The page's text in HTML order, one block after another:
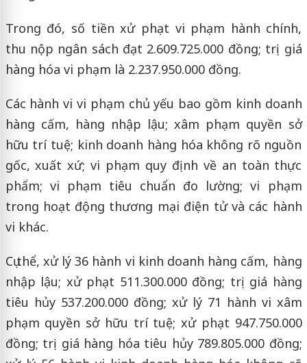
Trong đó, số tiền xử phạt vi phạm hành chính,
thu nộp ngân sách đạt 2.609.725.000 đồng; trị giá
hàng hóa vi phạm là 2.237.950.000 đồng.
Các hành vi vi phạm chủ yếu bao gồm kinh doanh
hàng cấm, hàng nhập lậu; xâm phạm quyền sở
hữu trí tuệ; kinh doanh hàng hóa không rõ nguồn
gốc, xuất xứ; vi phạm quy định về an toàn thực
phẩm; vi phạm tiêu chuẩn đo lường; vi phạm
trong hoạt động thương mại điện tử và các hành
vi khác.
Cụ thể, xử lý 36 hành vi kinh doanh hàng cấm, hàng
nhập lậu; xử phạt 511.300.000 đồng; trị giá hàng
tiêu hủy 537.200.000 đồng; xử lý 71 hành vi xâm
phạm quyền sở hữu trí tuệ; xử phạt 947.750.000
đồng; trị giá hàng hóa tiêu hủy 789.805.000 đồng;